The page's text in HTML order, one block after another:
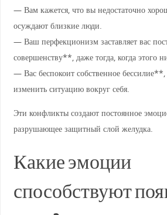
— Вам кажется, что вы недостаточно
осуждают близкие люди.
— Ваш перфекционизм заставляет вас
совершенству**, даже тогда, когда этого
— Вас беспокоит собственное
изменить ситуацию вокруг себя.
Эти конфликты создают постоянное
разрушающее защитный слой желудка.
Какие эмоции
способствуют